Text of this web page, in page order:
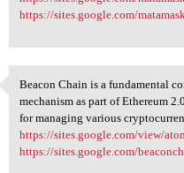
https://sites.google.com/
Beacon Chain is a
Beacon Chain is a fundamental
mechanism as part of Ethereum
for managing various
https://sites.google.com/view/
https://sites.google.com/